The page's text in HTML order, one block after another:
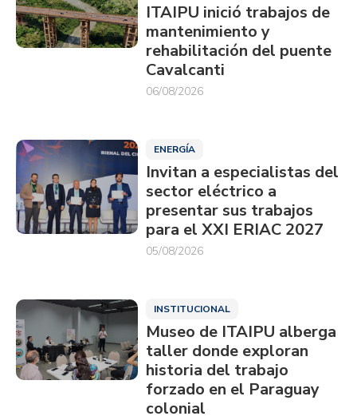
ITAIPU inició trabajos de
mantenimiento y
rehabilitación del puente
Cavalcanti
06/08/2026
ENERGÍA
Invitan a especialistas del
sector eléctrico a
presentar sus trabajos
para el XXI ERIAC 2027
05/08/2026
INSTITUCIONAL
Museo de ITAIPU alberga
taller donde exploran
historia del trabajo
forzado en el Paraguay
colonial